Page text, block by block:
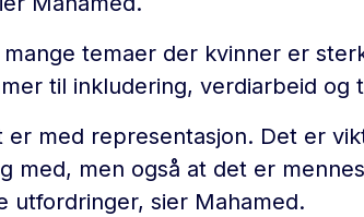
temaer der kvinner er
til inkludering, verdiarbeid og
med representasjon. Det er
med, men også at det er
utfordringer, sier Mahamed.